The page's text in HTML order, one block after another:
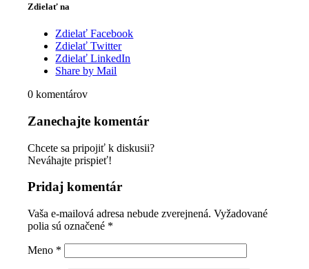
Zdielať na
Zdielať Facebook
Zdielať Twitter
Zdielať LinkedIn
Share by Mail
0 komentárov
Zanechajte komentár
Chcete sa pripojiť k diskusii?
Neváhajte prispieť!
Pridaj komentár
Vaša e-mailová adresa nebude zverejnená. Vyžadované
polia sú označené *
Meno *